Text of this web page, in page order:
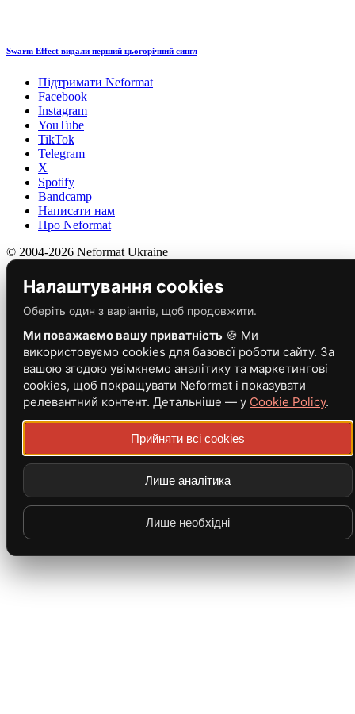
Swarm Effect видали перший цьогорічний сингл
Підтримати Neformat
Facebook
Instagram
YouTube
TikTok
Telegram
X
Spotify
Bandcamp
Написати нам
Про Neformat
© 2004-2026 Neformat Ukraine
Налаштування cookies
Оберіть один з варіантів, щоб продовжити.
Ми поважаємо вашу приватність 🍪 Ми
використовуємо cookies для базової роботи сайту. За
вашою згодою увімкнемо аналітику та маркетингові
cookies, щоб покращувати Neformat і показувати
релевантний контент. Детальніше — у Cookie Policy.
Прийняти всі cookies
Лише аналітика
Лише необхідні